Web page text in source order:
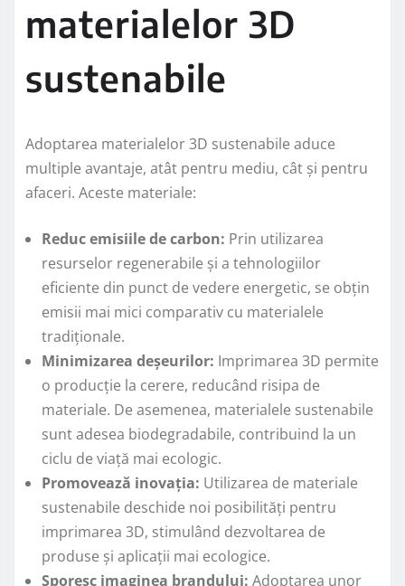
materialelor 3D
sustenabile
Adoptarea materialelor 3D sustenabile aduce
multiple avantaje, atât pentru mediu, cât și pentru
afaceri. Aceste materiale:
Reduc emisiile de carbon: Prin utilizarea
resurselor regenerabile și a tehnologiilor
eficiente din punct de vedere energetic, se obțin
emisii mai mici comparativ cu materialele
tradiționale.
Minimizarea deșeurilor: Imprimarea 3D permite
o producție la cerere, reducând risipa de
materiale. De asemenea, materialele sustenabile
sunt adesea biodegradabile, contribuind la un
ciclu de viață mai ecologic.
Promovează inovația: Utilizarea de materiale
sustenabile deschide noi posibilități pentru
imprimarea 3D, stimulând dezvoltarea de
produse și aplicații mai ecologice.
Sporesc imaginea brandului: Adoptarea unor